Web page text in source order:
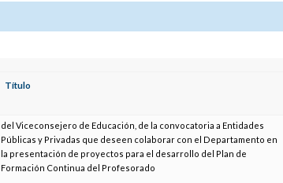
Título
del Viceconsejero de Educación, de la convocatoria a Entidades
Públicas y Privadas que deseen colaborar con el Departamento en
la presentación de proyectos para el desarrollo del Plan de
Formación Continua del Profesorado